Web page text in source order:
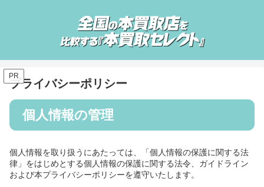
PR
プライバシーポリシー
個人情報の管理
個人情報を取り扱うにあたっては、「個人情報の保護に関する法
律」をはじめとする個人情報の保護に関する法令、ガイドライン
および本プライバシーポリシーを遵守いたします。